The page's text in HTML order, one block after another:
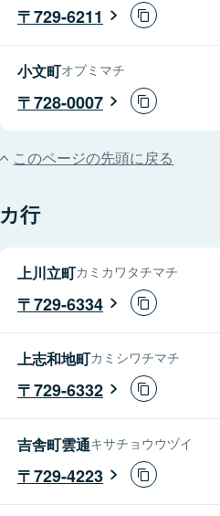
729-6211
小文町オブミマチ
728-0007
このページの先頭に戻る
カ行
上川立町カミカワタチマチ
729-6334
上志和地町カミシワチマチ
729-6332
吉舎町雲通キサチョウウヅイ
729-4223